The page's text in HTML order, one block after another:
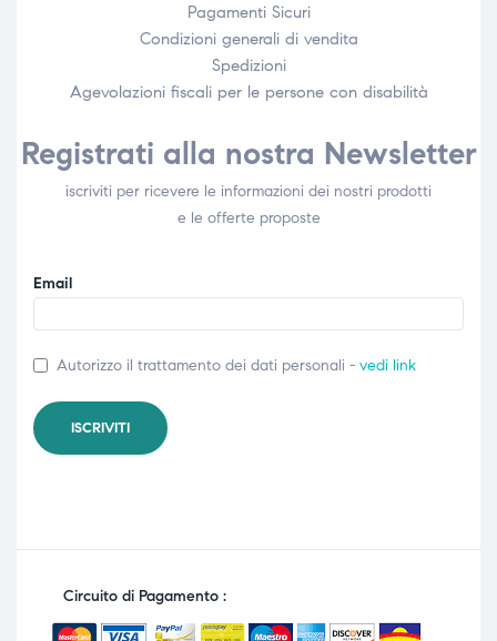
Pagamenti Sicuri
Condizioni generali di vendita
Spedizioni
Agevolazioni fiscali per le persone con disabilità​
Registrati alla nostra Newsletter
iscriviti per ricevere le informazioni dei nostri prodotti
e le offerte proposte
Email
Autorizzo il trattamento dei dati personali - vedi link
Circuito di Pagamento :